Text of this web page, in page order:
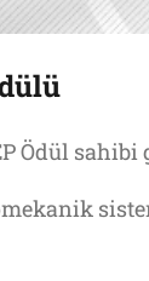
Ödül